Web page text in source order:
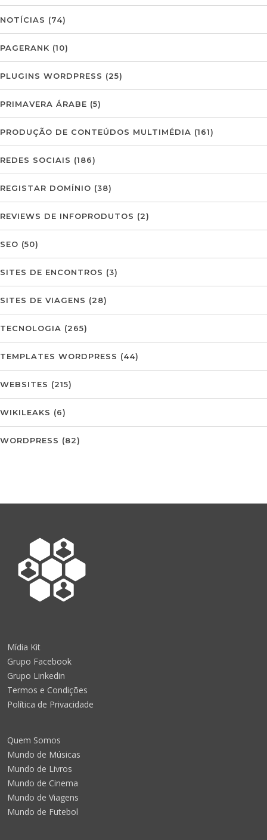
NOTÍCIAS (74)
PAGERANK (10)
PLUGINS WORDPRESS (25)
PRIMAVERA ÁRABE (5)
PRODUÇÃO DE CONTEÚDOS MULTIMÉDIA (161)
REDES SOCIAIS (186)
REGISTAR DOMÍNIO (38)
REVIEWS DE INFOPRODUTOS (2)
SEO (50)
SITES DE ENCONTROS (3)
SITES DE VIAGENS (28)
TECNOLOGIA (265)
TEMPLATES WORDPRESS (44)
WEBSITES (215)
WIKILEAKS (6)
WORDPRESS (82)
Mídia Kit
Grupo Facebook
Grupo Linkedin
Termos e Condições
Política de Privacidade
Quem Somos
Mundo de Músicas
Mundo de Livros
Mundo de Cinema
Mundo de Viagens
Mundo de Futebol